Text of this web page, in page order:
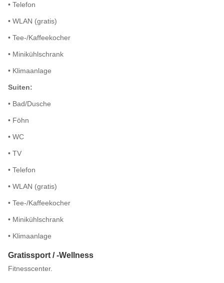
• Telefon
• WLAN (gratis)
• Tee-/Kaffeekocher
• Minikühlschrank
• Klimaanlage
Suiten:
• Bad/Dusche
• Föhn
• WC
• TV
• Telefon
• WLAN (gratis)
• Tee-/Kaffeekocher
• Minikühlschrank
• Klimaanlage
Gratissport / -Wellness
Fitnesscenter.